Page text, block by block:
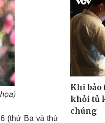
(thứ Ba và thứ
Khi bảo
khỏi tủ
chúng